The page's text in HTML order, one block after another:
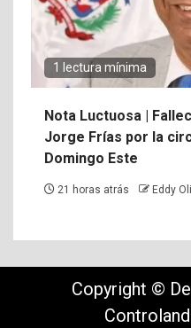
1 lectura mínima
Nota Luctuosa |
Jorge Frías por la
Domingo Este
21 horas atrás Eddy
Copyright ©